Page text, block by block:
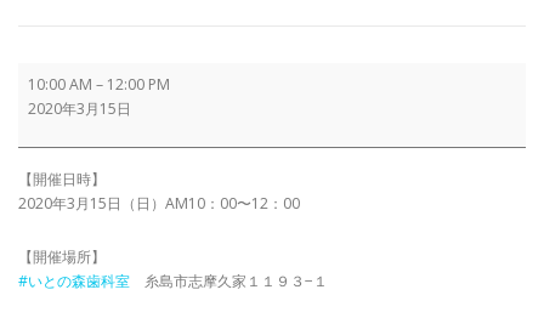
ミ
ツ
バ
分
蜂
10:00 AM – 12:00 PM
2020年3月15日
【開催日時】
2020年3月15日（日）AM10：00〜12：00
【開催場所】
#いとの森歯科室 糸島市志摩久家１１９３−１